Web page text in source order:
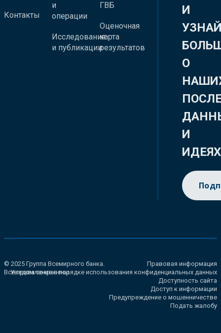
Контакты
и
операции
Исследования
и публикации
ГВБ
Оценочная
карта
результатов
И
О
И
ИДЕЯХ
© 2025 Группа Всемирного банка.
Все права сохранены.
Правовая информация
Уведомление о порядке использования конфиденциальных данных
Доступность сайта
Доступ к информации
Предупреждение о мошенничестве
Подать жалобу